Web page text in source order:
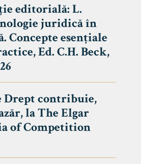
editorială: L.
juridică în
Concepte esențiale
Ed. C.H. Beck,
Drept contribuie,
la The Elgar
of Competition